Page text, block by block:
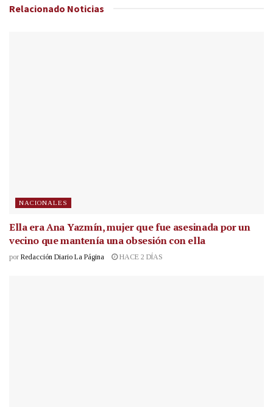
Relacionado Noticias
NACIONALES
Ella era Ana Yazmín, mujer que fue asesinada por un
vecino que mantenía una obsesión con ella
por Redacción Diario La Página HACE 2 DÍAS